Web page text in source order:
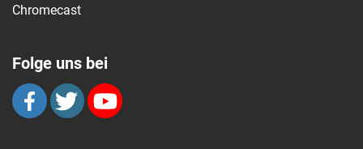
Chromecast
Folge uns bei